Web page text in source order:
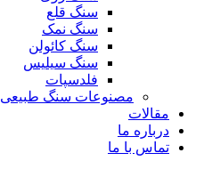
سنگ قلع
سنگ نمک
سنگ کائولن
سنگ سیلیس
فلدسپات
مصنوعات سنگ طبیعی
مقالات
درباره ما
تماس با ما